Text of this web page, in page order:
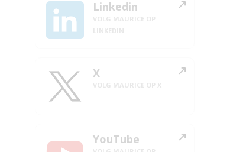
Linkedin
X
YouTube